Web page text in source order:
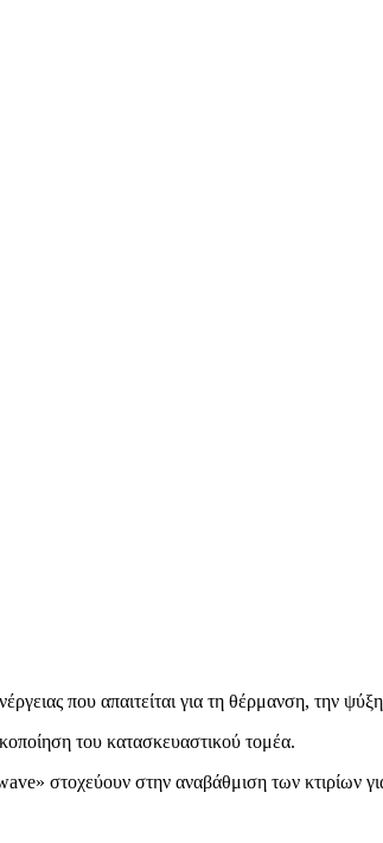
που απαιτείται για τη θέρμανση, την ψύξη
του κατασκευαστικού τομέα.
στοχεύουν στην αναβάθμιση των κτιρίων